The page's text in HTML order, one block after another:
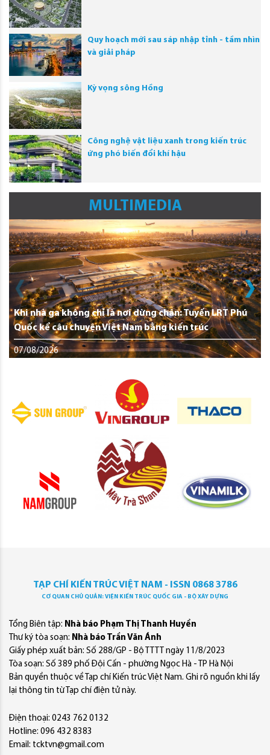
Quy hoạch mới sau sáp nhập tỉnh - tầm nhìn
và giải pháp
Kỳ vọng sông Hồng
Công nghệ vật liệu xanh trong kiến trúc
ứng phó biến đổi khí hậu
MULTIMEDIA
Khi nhà ga không chỉ là nơi dừng chân: Tuyến LRT Phú
Quốc kể câu chuyện Việt Nam bằng kiến trúc
07/08/2026
TẠP CHÍ KIẾN TRÚC VIỆT NAM - ISSN 0868 3786
CƠ QUAN CHỦ QUẢN: VIỆN KIẾN TRÚC QUỐC GIA - BỘ XÂY DỰNG
Tổng Biên tập: Nhà báo Phạm Thị Thanh Huyền
Thư ký tòa soạn: Nhà báo Trần Văn Ánh
Giấy phép xuất bản: Số 288/GP - Bộ TTTT ngày 11/8/2023
Tòa soạn: Số 389 phố Đội Cấn - phường Ngọc Hà - TP Hà Nội
Bản quyền thuộc về Tạp chí Kiến trúc Việt Nam. Ghi rõ nguồn khi lấy
lại thông tin từ Tạp chí điện tử này.
Điện thoại: 0243 762 0132
Hotline: 096 432 8383
Email: tcktvn@gmail.com